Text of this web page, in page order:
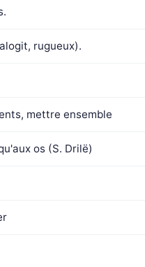
rugueux).
mettre ensemble
os (S. Drilë)